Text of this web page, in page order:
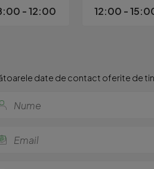
- 12:00 12:00 -
date de contact oferite de